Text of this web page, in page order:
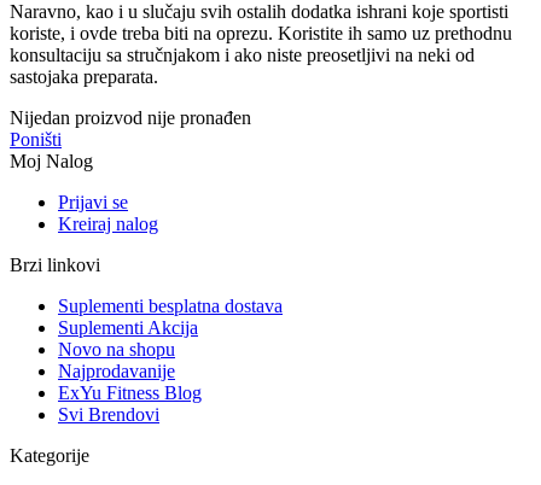
Naravno, kao i u slučaju svih ostalih dodatka ishrani koje sportisti
koriste, i ovde treba biti na oprezu. Koristite ih samo uz prethodnu
konsultaciju sa stručnjakom i ako niste preosetljivi na neki od
sastojaka preparata.
Nijedan proizvod nije pronađen
Poništi
Moj Nalog
Prijavi se
Kreiraj nalog
Brzi linkovi
Suplementi besplatna dostava
Suplementi Akcija
Novo na shopu
Najprodavanije
ExYu Fitness Blog
Svi Brendovi
Kategorije